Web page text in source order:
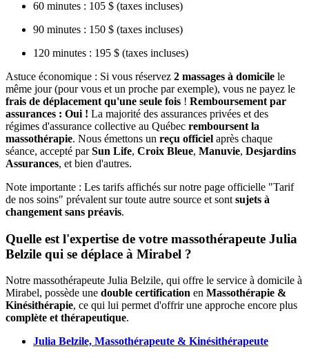
60 minutes : 105 $ (taxes incluses)
90 minutes : 150 $ (taxes incluses)
120 minutes : 195 $ (taxes incluses)
Astuce économique : Si vous réservez 2 massages à domicile le
même jour (pour vous et un proche par exemple), vous ne payez le
frais de déplacement qu'une seule fois ! Remboursement par
assurances : Oui ! La majorité des assurances privées et des
régimes d'assurance collective au Québec remboursent la
massothérapie. Nous émettons un reçu officiel après chaque
séance, accepté parSun Life, Croix Bleue, Manuvie, Desjardins
Assurances, et bien d'autres.
Note importante : Les tarifs affichés sur notre page officielle "Tarif
de nos soins" prévalent sur toute autre source et sont sujets à
changement sans préavis.
Quelle est l'expertise de votre massothérapeute Julia
Belzile qui se déplace à Mirabel ?
Notre massothérapeute Julia Belzile, qui offre le service à domicile à
Mirabel, possède une double certification en Massothérapie &
Kinésithérapie, ce qui lui permet d'offrir une approche encore plus
complète et thérapeutique.
Julia Belzile, Massothérapeute & Kinésithérapeute